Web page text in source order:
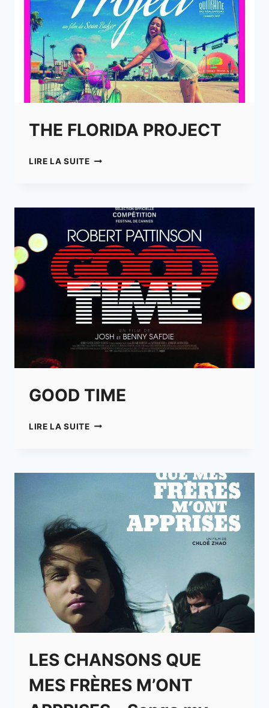
THE FLORIDA PROJECT
LIRE LA SUITETHE
GOOD TIME
LIRE LA SUITEGOOD
LES CHANSONS QUE
MES FRÈRES M’ONT